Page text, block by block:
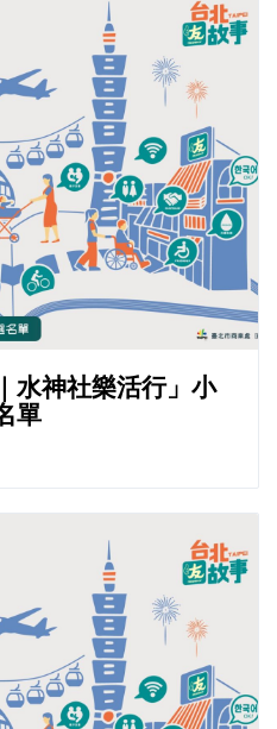
水神社樂活行」小
單